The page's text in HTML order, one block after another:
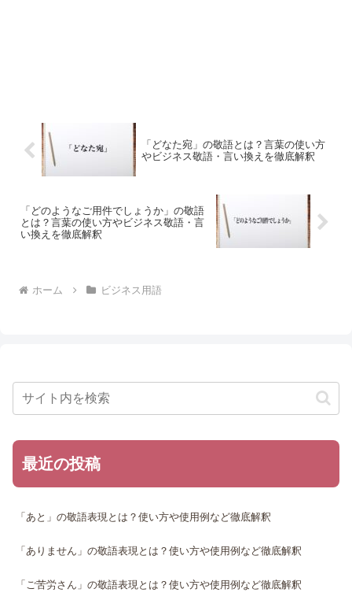
「どなた宛」の敬語とは？言葉の使い方
やビジネス敬語・言い換えを徹底解釈
「どのようなご用件でしょうか」の敬語
とは？言葉の使い方やビジネス敬語・言
い換えを徹底解釈
ホーム ビジネス用語
最近の投稿
「あと」の敬語表現とは？使い方や使用例など徹底解釈
「ありません」の敬語表現とは？使い方や使用例など徹底解釈
「ご苦労さん」の敬語表現とは？使い方や使用例など徹底解釈